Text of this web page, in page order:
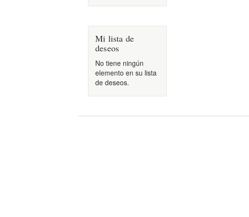
Mi lista de
deseos
No tiene ningún
elemento en su lista
de deseos.